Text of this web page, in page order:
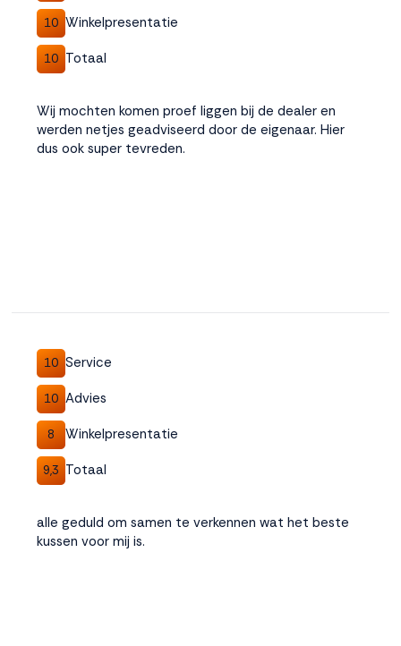
10 Winkelpresentatie
10 Totaal
Wij mochten komen proef liggen bij de dealer en
werden netjes geadviseerd door de eigenaar. Hier
dus ook super tevreden.
10 Service
10 Advies
8 Winkelpresentatie
9,3 Totaal
alle geduld om samen te verkennen wat het beste
kussen voor mij is.